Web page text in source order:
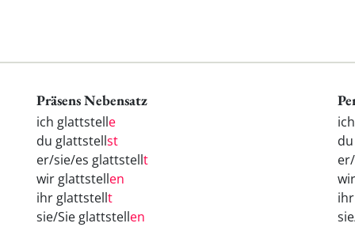
Präsens Nebensatz
ich glattstelle
du glattstellst
er/sie/es glattstellt
wir glattstellen
ihr glattstellt
sie/Sie glattstellen